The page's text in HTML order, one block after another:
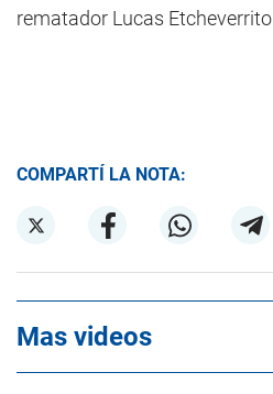
rematador Lucas
COMPARTÍ LA NOTA:
Mas videos